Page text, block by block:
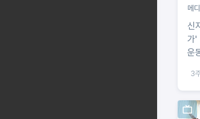
메
신
가'
운
려
3